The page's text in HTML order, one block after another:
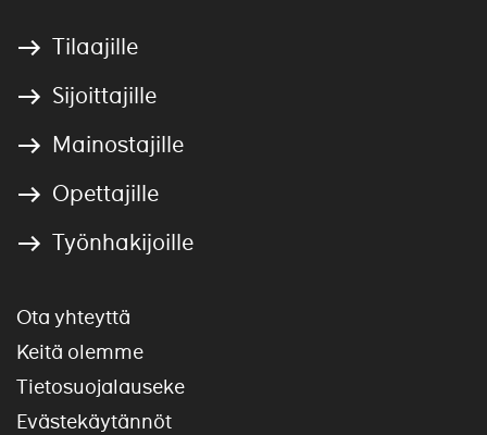
Tilaajille
Sijoittajille
Mainostajille
Opettajille
Työnhakijoille
Ota yhteyttä
Keitä olemme
Tietosuojalauseke
Evästekäytännöt